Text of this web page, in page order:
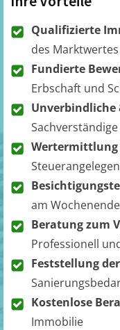
Qualifizierte
des Marktwertes
Fundierte
Erbschaft und
Unverbindliche
Sachverständige
Wertermittlung
am Wochenende
Beratung zum
Professionell
Feststellung
Kostenlose
Immobilie